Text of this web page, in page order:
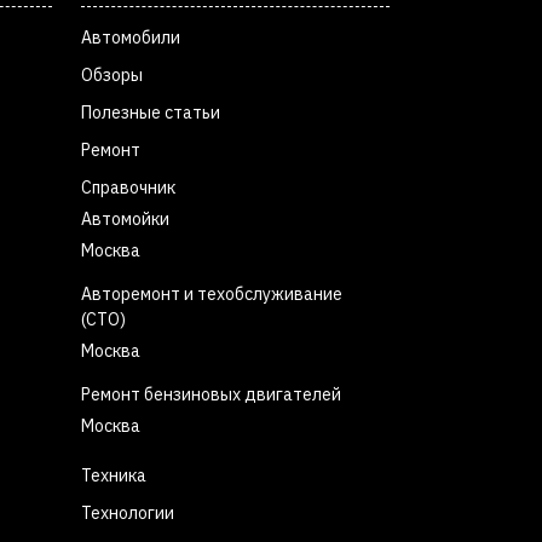
Автомобили
Обзоры
Полезные статьи
Ремонт
Справочник
Автомойки
Москва
Авторемонт и техобслуживание
(СТО)
Москва
Ремонт бензиновых двигателей
Москва
Техника
Технологии